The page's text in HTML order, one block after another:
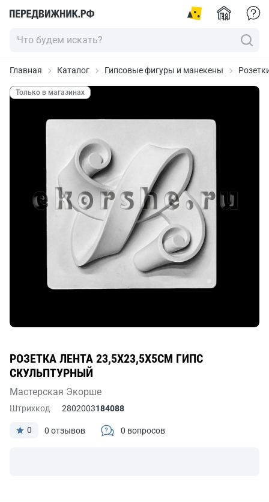
Главная Каталог Гипсовые фигуры и манекены
Только в магазинах
РОЗЕТКА ЛЕНТА 23,5Х23,5Х5СМ ГИПС
СКУЛЬПТУРНЫЙ
Мастерская Экорше
0 0 отзывов 0 вопросов
Штрихкод 2802003184088